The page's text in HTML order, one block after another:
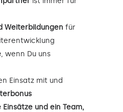
Weiterbildungen für
, wenn Du uns
Einsatz mit und
und ein Team,